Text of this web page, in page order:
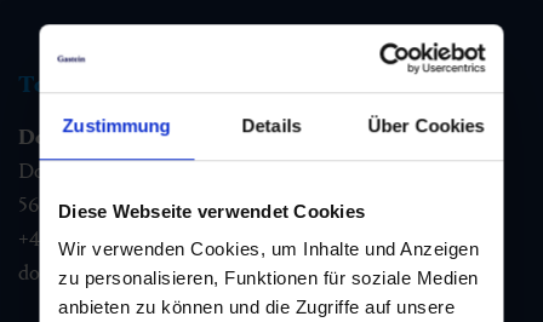
Zustimmung Details Über Cookies
Diese Webseite verwendet Cookies
Wir verwenden Cookies, um Inhalte und Anzeigen
zu personalisieren, Funktionen für soziale Medien
anbieten zu können und die Zugriffe auf unsere
Tourist information
Dorfgastein
Dorfstraße 1,
5632 Dorfgastein
+43 6432 3393 460
dorfgastein@gastein.com